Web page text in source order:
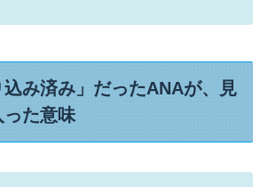
込み済み」だったANAが、見
った意味